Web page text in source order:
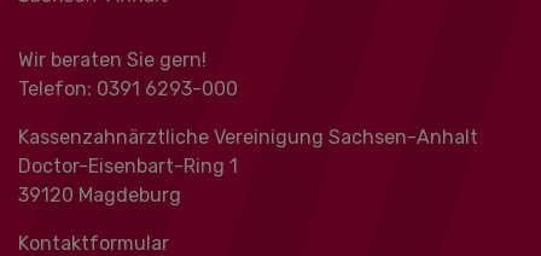
Wir beraten Sie gern!
Telefon: 0391 ‍6293-000
Kassenzahnärztliche Vereinigung Sachsen-Anhalt
Doctor-Eisenbart-Ring 1
39120 Magdeburg
Kontaktformular